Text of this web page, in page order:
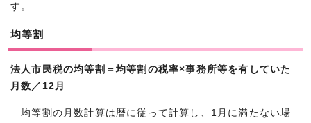
す。
均等割
法人市民税の均等割＝均等割の税率×事務所等を有していた
月数／12月
均等割の月数計算は暦に従って計算し、1月に満たない場